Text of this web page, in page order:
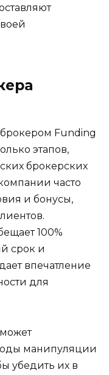
Funding
этапов,
брокерских
часто
и бонусы,
100%
срок и
впечатление
для
манипуляции
убедить их в